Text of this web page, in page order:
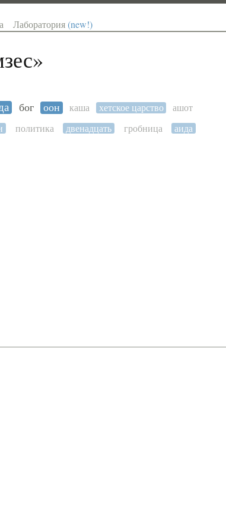
Лаборатория(new!)
»
бог оон каша хетское царство
ашот
политика двенадцать гробница
аида